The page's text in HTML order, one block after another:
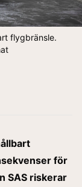
flygbränsle.
för
SAS riskerar